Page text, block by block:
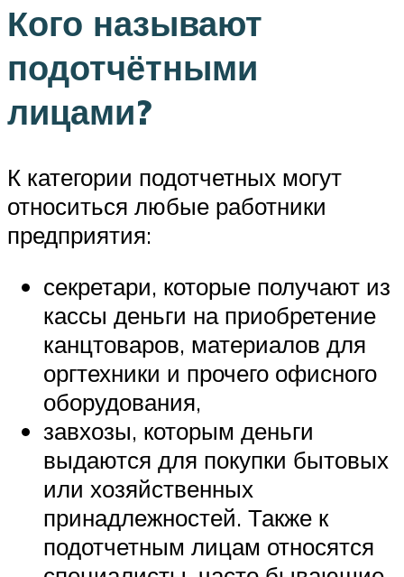
Кого называют
подотчётными
лицами?
К категории подотчетных могут
относиться любые работники
предприятия:
секретари, которые получают из
кассы деньги на приобретение
канцтоваров, материалов для
оргтехники и прочего офисного
оборудования,
завхозы, которым деньги
выдаются для покупки бытовых
или хозяйственных
принадлежностей. Также к
подотчетным лицам относятся